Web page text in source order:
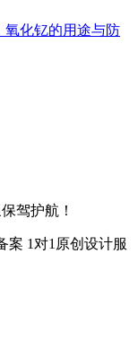
氧化钇的用途与防
驾护航！
案 1对1原创设计服